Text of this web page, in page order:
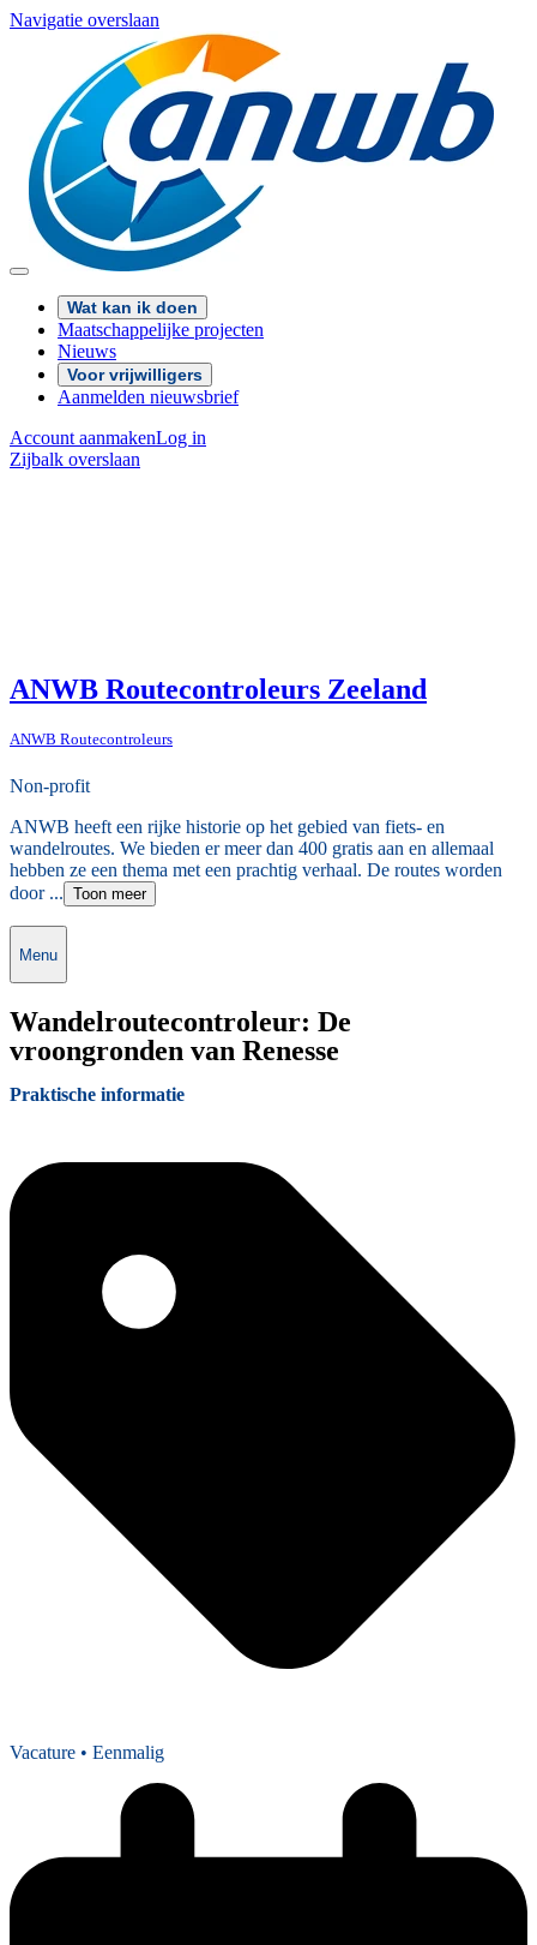
Navigatie overslaan
Wat kan ik doen
Maatschappelijke projecten
Nieuws
Voor vrijwilligers
Aanmelden nieuwsbrief
Account aanmakenLog in
Zijbalk overslaan
ANWB Routecontroleurs Zeeland
ANWB Routecontroleurs
Non-profit
ANWB heeft een rijke historie op het gebied van fiets- en
wandelroutes. We bieden er meer dan 400 gratis aan en allemaal
hebben ze een thema met een prachtig verhaal. De routes worden
door ... Toon meer
Menu
Wandelroutecontroleur: De
vroongronden van Renesse
Praktische informatie
Vacature • Eenmalig